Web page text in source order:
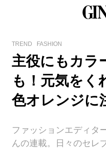
TREND FASHION
主役にもカラ
も！元気をく
色オレンジに
ファッションエディタ
んの連載。日々のセレ